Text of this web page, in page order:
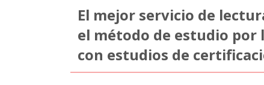
El mejor servicio de
el método de estudio por
con estudios de